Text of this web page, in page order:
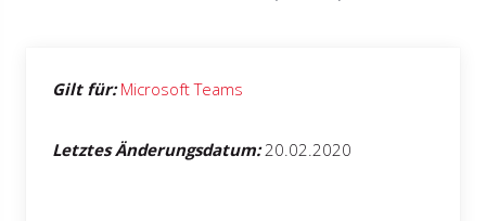
Gilt für: Microsoft Teams
Letztes Änderungsdatum:20.02.2020